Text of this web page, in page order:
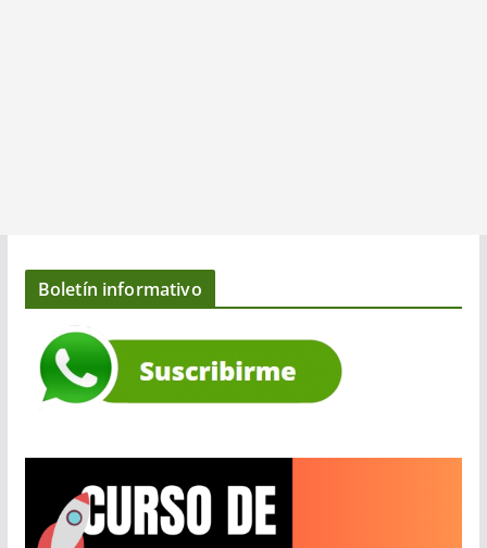
Boletín informativo